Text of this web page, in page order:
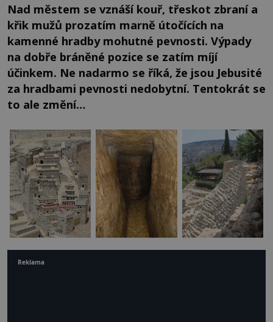
Nad městem se vznáší kouř, třeskot zbraní a
křik mužů prozatím marně útočících na
kamenné hradby mohutné pevnosti. Výpady
na dobře bráněné pozice se zatím míjí
účinkem. Ne nadarmo se říká, že jsou Jebusité
za hradbami pevnosti nedobytní. Tentokrát se
to ale změní…
Reklama